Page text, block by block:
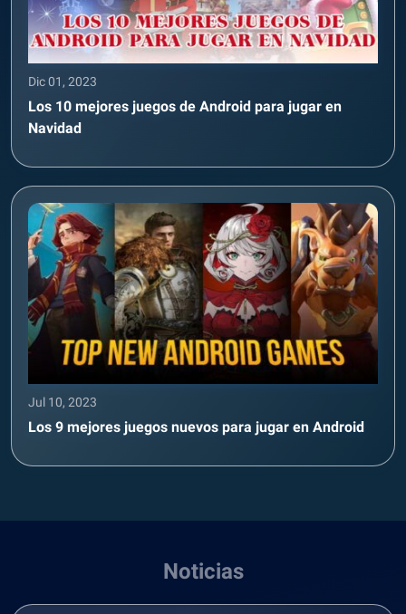
Dic 01, 2023
Los 10 mejores juegos de Android para jugar en
Navidad
Jul 10, 2023
Los 9 mejores juegos nuevos para jugar en Android
Noticias